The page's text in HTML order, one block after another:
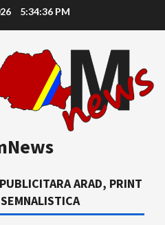
5:34:38 PM
ARAD, PRINT